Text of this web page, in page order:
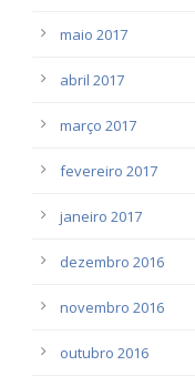
maio 2017
abril 2017
março 2017
fevereiro 2017
janeiro 2017
dezembro 2016
novembro 2016
outubro 2016